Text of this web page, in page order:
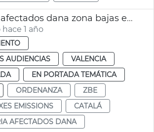
Moratoria afectados dana zona bajas emisiones València
1 año
AUDIENCIAS
VALENCIA
EN PORTADA TEMÁTICA
ORDENANZA
ZBE
EMISSIONS
CATALÁ
AFECTADOS DANA